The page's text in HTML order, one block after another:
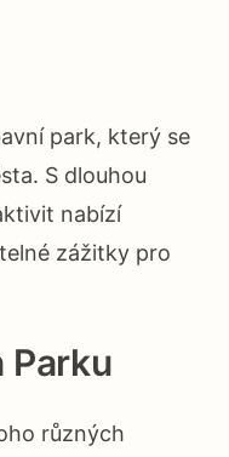
park, který se
S dlouhou
nabízí
zážitky pro
Parku
různých